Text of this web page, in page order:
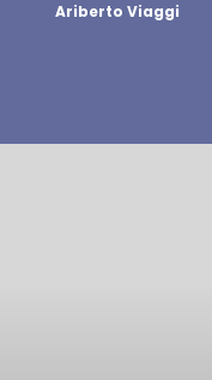
Ariberto Viaggi